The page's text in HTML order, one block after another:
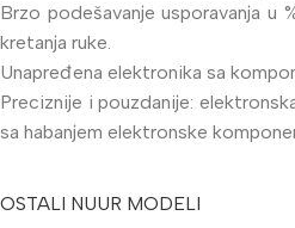
Brzo podešavanje usporavanja u
kretanja ruke.
Unapređena elektronika sa
Preciznije i pouzdanije:
sa habanjem elektronske
OSTALI NUUR MODELI